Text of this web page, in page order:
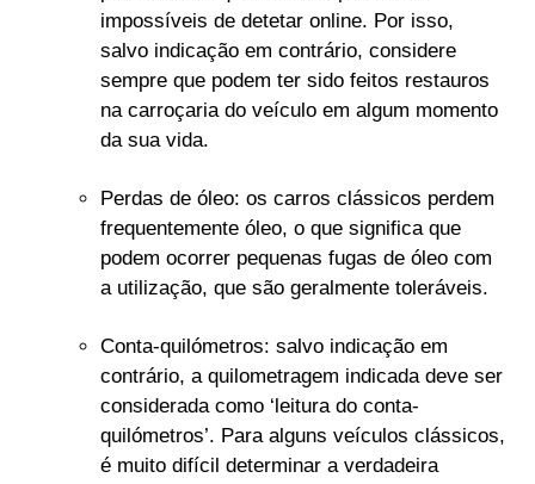
impossíveis de detetar online. Por isso,
salvo indicação em contrário, considere
sempre que podem ter sido feitos restauros
na carroçaria do veículo em algum momento
da sua vida.
Perdas de óleo: os carros clássicos perdem
frequentemente óleo, o que significa que
podem ocorrer pequenas fugas de óleo com
a utilização, que são geralmente toleráveis.
Conta-quilómetros: salvo indicação em
contrário, a quilometragem indicada deve ser
considerada como ‘leitura do conta-
quilómetros’. Para alguns veículos clássicos,
é muito difícil determinar a verdadeira